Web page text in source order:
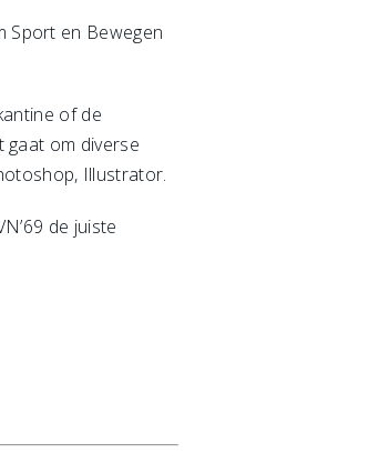
Sport en Bewegen
of de
gaat om diverse
Illustrator.
de juiste